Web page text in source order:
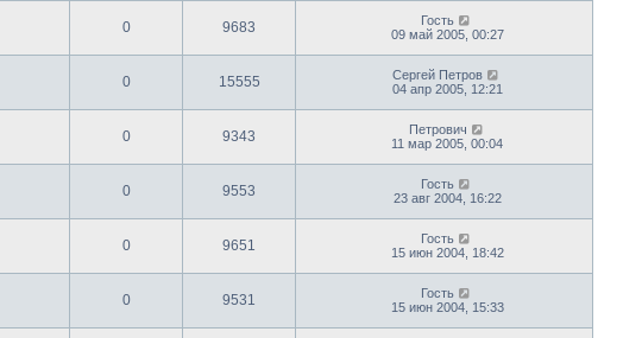
0 9683
Гость
09 май 2005, 00:27
0 15555
Сергей Петров
04 апр 2005, 12:21
0 9343
Петрович
11 мар 2005, 00:04
0 9553
Гость
23 авг 2004, 16:22
0 9651
Гость
15 июн 2004, 18:42
0 9531
Гость
15 июн 2004, 15:33